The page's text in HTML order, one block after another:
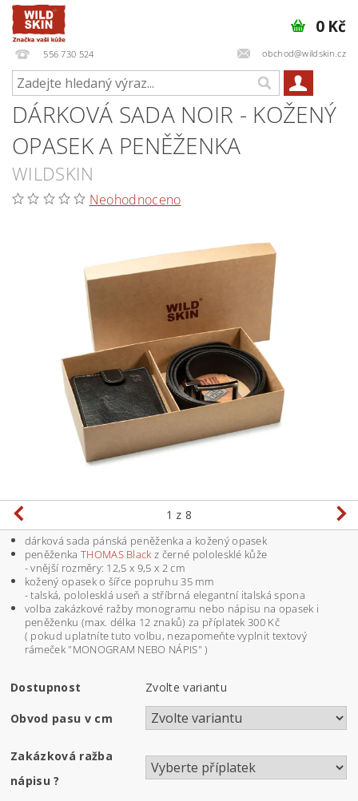
556 730 524 obchod@wildskin.cz
0 Kč
DÁRKOVÁ SADA NOIR - KOŽENÝ
OPASEK A PENĚŽENKA
WILDSKIN
Neohodnoceno
1 z 8
dárková sada pánská peněženka a kožený opasek
peněženka THOMAS Black z černé pololesklé kůže
- vnější rozměry: 12,5 x 9,5 x 2 cm
kožený opasek o šířce popruhu 35 mm
- talská, pololesklá useň a stříbrná elegantní italská spona
volba zakázkové ražby monogramu nebo nápisu na opasek i
peněženku (max. délka 12 znaků) za příplatek 300 Kč
( pokud uplatníte tuto volbu, nezapomeňte vyplnit textový
rámeček "MONOGRAM NEBO NÁPIS" )
Dostupnost Zvolte variantu
Obvod pasu v cm
Zakázková ražba
nápisu?